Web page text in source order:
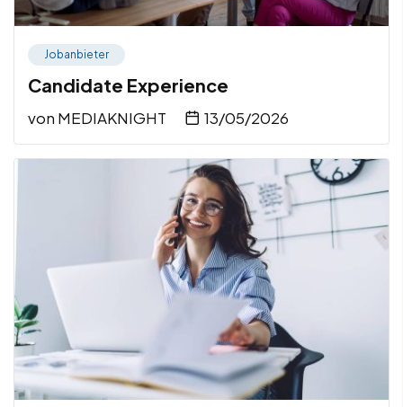
Jobanbieter
Candidate Experience
von MEDIAKNIGHT 13/05/2026